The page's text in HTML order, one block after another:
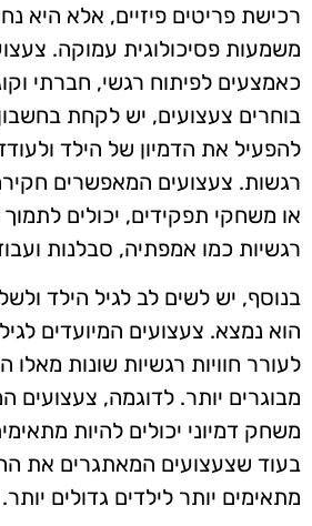
רכישת פריטים פיזיים, אלא היא
משמעות פסיכולוגית עמוקה.
כאמצעים לפיתוח רגשי, חברתי
בוחרים צעצועים, יש לקחת
להפעיל את הדמיון של הילד
רגשות. צעצועים המאפשרים
או משחקי תפקידים, יכולים לתמוך
רגשיות כמו אמפתיה, סבלנות
בנוסף, יש לשים לב לגיל הילד
הוא נמצא. צעצועים המיועדים
לעורר חוויות רגשיות שונות מאלו
מבוגרים יותר. לדוגמה, צעצועים
משחק דמיוני יכולים להיות
בעוד שצעצועים המאתגרים את
מתאימים יותר לילדים גדולים יותר.